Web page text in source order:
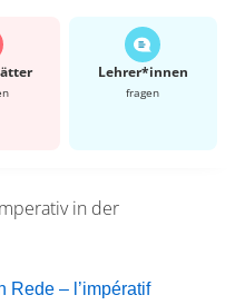
Lehrer*​innen
fragen
in der
Rede – l’impératif